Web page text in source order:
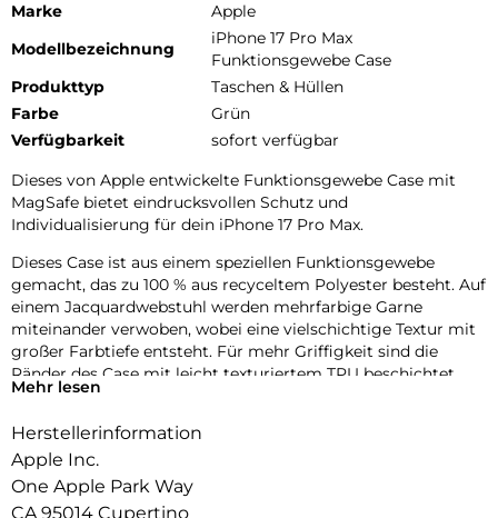
Marke
Apple
Modellbezeichnung
iPhone 17 Pro Max
Funktionsgewebe Case
Produkttyp
Taschen & Hüllen
Farbe
Grün
Verfügbarkeit
sofort verfügbar
Dieses von Apple entwickelte Funktions­gewebe Case mit
MagSafe bietet eindrucks­vollen Schutz und
Individualisierung für dein iPhone 17 Pro Max.
Dieses Case ist aus einem speziellen Funktions­gewebe
gemacht, das zu 100 % aus recyceltem Polyester besteht. Auf
einem Jacquard­webstuhl werden mehrfarbige Garne
miteinander verwoben, wobei eine vielschichtige Textur mit
großer Farbtiefe entsteht. Für mehr Griffigkeit sind die
Ränder des Case mit leicht texturiertem TPU beschichtet.
Die Tasten aus elegantem eloxiertem Aluminium sorgen für
Mit zwei Verbindungs­punkten lässt sich dieses Case sicher
am Crossbody Band befestigen. So kannst du dein iPhone
entspannt freihändig tragen.
Mehr lesen
Herstellerinformation
Apple Inc.
One Apple Park Way
CA 95014 Cupertino